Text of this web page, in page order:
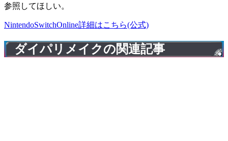
参照してほしい。
NintendoSwitchOnline詳細はこちら(公式)
ダイパリメイクの関連記事